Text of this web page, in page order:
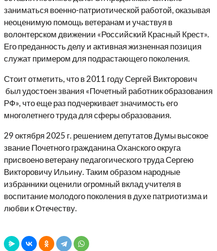
заниматься военно-патриотической работой, оказывая
неоценимую помощь ветеранам и участвуя в
волонтерском движении «Российский Красный Крест».
Его преданность делу и активная жизненная позиция
служат примером для подрастающего поколения.
Стоит отметить, что в 2011 году Сергей Викторович
был удостоен звания «Почетный работник образования
РФ», что еще раз подчеркивает значимость его
многолетнего труда для сферы образования.
29 октября 2025 г. решением депутатов Думы высокое
звание Почетного гражданина Оханского округа
присвоено ветерану педагогического труда Сергею
Викторовичу Ильину. Таким образом народные
избранники оценили огромный вклад учителя в
воспитание молодого поколения в духе патриотизма и
любви к Отечеству.